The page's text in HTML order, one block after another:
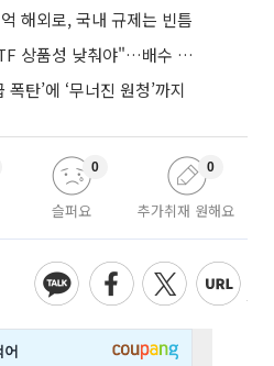
해외로, 국내 규제는 빈틈
與 "단일종목 레버리지 ETF 상품성 낮춰야"…배수 조정안도 거론
탄’에 ‘무너진 원청’까지
슬퍼요
0
추가취재 원해요
0